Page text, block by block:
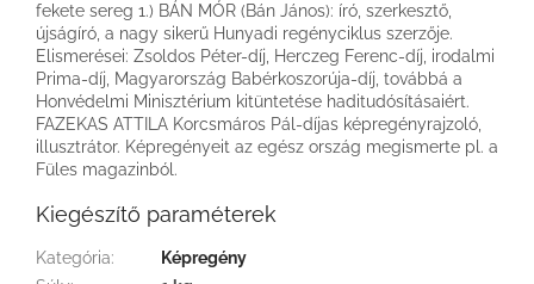
fekete sereg 1.) BÁN MÓR (Bán János): író, szerkesztő,
újságíró, a nagy sikerű Hunyadi regényciklus szerzője.
Elismerései: Zsoldos Péter-díj, Herczeg Ferenc-díj, irodalmi
Prima-díj, Magyarország Babérkoszorúja-díj, továbbá a
Honvédelmi Minisztérium kitüntetése haditudósításaiért.
FAZEKAS ATTILA Korcsmáros Pál-díjas képregényrajzoló,
illusztrátor. Képregényeit az egész ország megismerte pl. a
Füles magazinból.
Kiegészítő paraméterek
Kategória:
Képregény